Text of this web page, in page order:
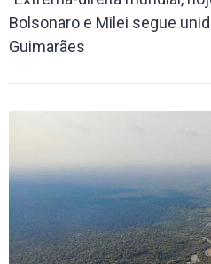
Bolsonaro e Milei segue
Guimarães